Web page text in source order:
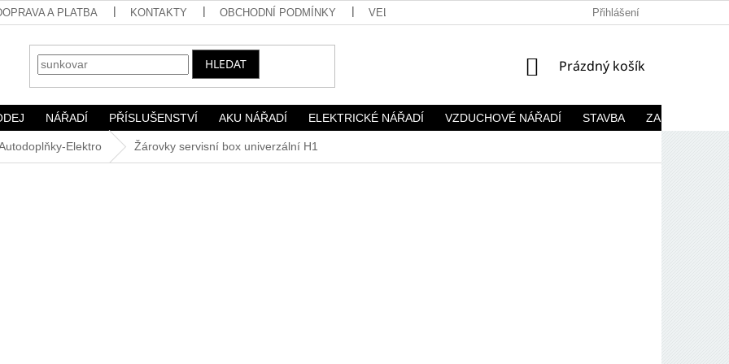
A PLATBA KONTAKTY OBCHODNÍ PODMÍNKY VELKOOBCHOD Přihlášení
HLEDAT
NÁKUPNÍ
Prázdný košík
NÁŘADÍ PŘÍSLUŠENSTVÍ AKU NÁŘADÍ ELEKTRICKÉ NÁŘADÍ VZDUCHOVÉ NÁŘADÍ STAVBA ZAHRADA
Elektro Žárovky servisní box univerzální H1